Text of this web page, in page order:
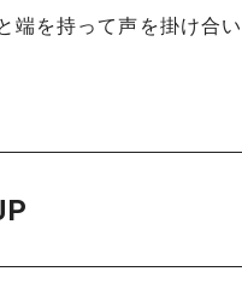
端を持って声を掛け合